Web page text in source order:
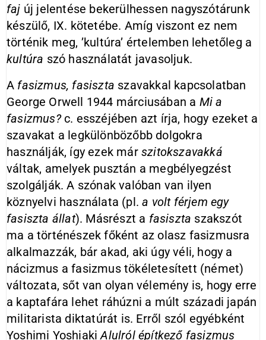
faj új jelentése bekerülhessen nagyszótárunk
készülő, IX. kötetébe. Amíg viszont ez nem
történik meg, ’kultúra’ értelemben lehetőleg a
kultúra szó használatát javasoljuk.
A fasizmus, fasiszta szavakkal kapcsolatban
George Orwell 1944 márciusában a Mi a
fasizmus?c. esszéjében azt írja, hogy ezeket a
szavakat a legkülönbözőbb dolgokra
használják, így ezek már szitokszavakká
váltak, amelyek pusztán a megbélyegzést
szolgálják. A szónak valóban van ilyen
köznyelvi használata (pl. a volt férjem egy
fasiszta állat). Másrészt a fasiszta szakszót
ma a történészek főként az olasz fasizmusra
alkalmazzák, bár akad, aki úgy véli, hogy a
nácizmus a fasizmus tökéletesített (német)
változata, sőt van olyan vélemény is, hogy erre
a kaptafára lehet ráhúzni a múlt századi japán
militarista diktatúrát is. Erről szól egyébként
Yoshimi YoshiakiAlulról építkező fasizmus